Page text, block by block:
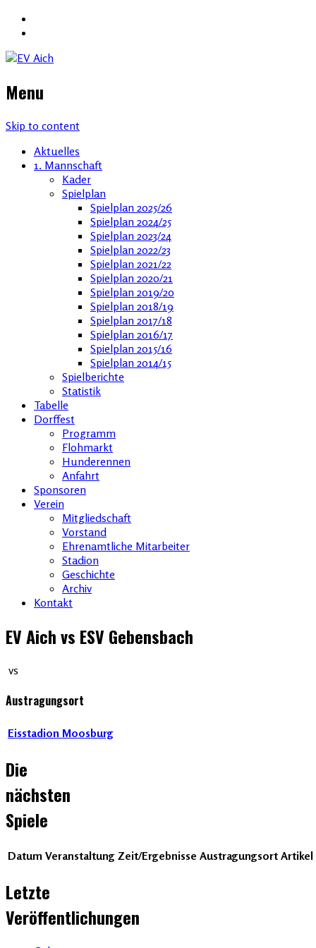
Menu
Skip to content
Aktuelles
1. Mannschaft
Kader
Spielplan
Spielplan 2025/26
Spielplan 2024/25
Spielplan 2023/24
Spielplan 2022/23
Spielplan 2021/22
Spielplan 2020/21
Spielplan 2019/20
Spielplan 2018/19
Spielplan 2017/18
Spielplan 2016/17
Spielplan 2015/16
Spielplan 2014/15
Spielberichte
Statistik
Tabelle
Dorffest
Programm
Flohmarkt
Hunderennen
Anfahrt
Sponsoren
Verein
Mitgliedschaft
Vorstand
Ehrenamtliche Mitarbeiter
Stadion
Geschichte
Archiv
Kontakt
EV Aich vs ESV Gebensbach
vs
Austragungsort
Eisstadion Moosburg
Die
nächsten
Spiele
Datum Veranstaltung Zeit/Ergebnisse Austragungsort Artikel
Letzte
Veröffentlichungen